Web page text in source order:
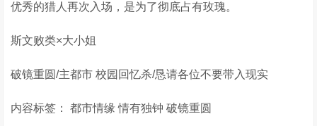
优秀的猎人再次入场，是为了彻底占有玫瑰。
斯文败类×大小姐
破镜重圆/主都市 校园回忆杀/恳请各位不要带入现实
内容标签： 都市情缘 情有独钟 破镜重圆